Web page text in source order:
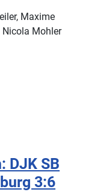
Maxime
Nicola Mohler
DJK SB
3:6